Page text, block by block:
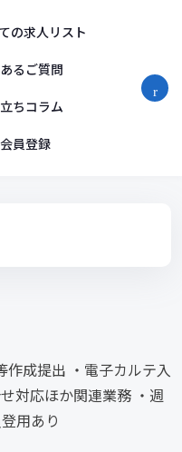
の求人リスト
るご質問
ちコラム
員登録
成提出 ・電子カルテ入
対応ほか関連業務 ・週
用あり